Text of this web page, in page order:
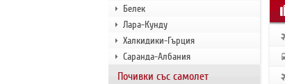
Белек
Лара-Кунду
Халкидики-Гърция
Саранда-Албания
Почивки със самолет